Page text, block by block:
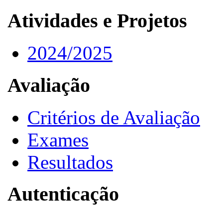
Atividades e Projetos
2024/2025
Avaliação
Critérios de Avaliação
Exames
Resultados
Autenticação